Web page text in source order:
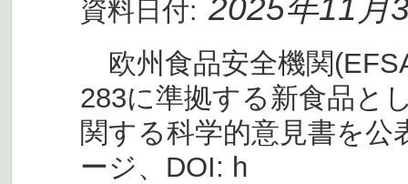
資料日付: 2025年11月
欧州食品安全機関
283に準拠する新食品と
関する科学的意見書を公
ージ、DOI: h